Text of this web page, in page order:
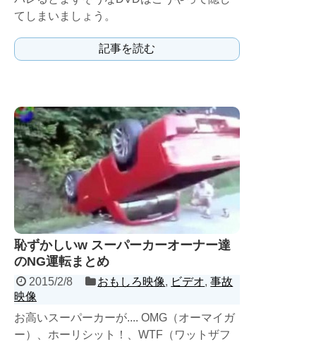
てしまいましょう。
記事を読む
恥ずかしいw スーパーカーオーナー達
のNG運転まとめ
2015/2/8 おもしろ映像, ビデオ,事故
映像
お高いスーパーカーが.... OMG（オーマイガ
ー）、ホーリシット！、WTF（ワットザフ